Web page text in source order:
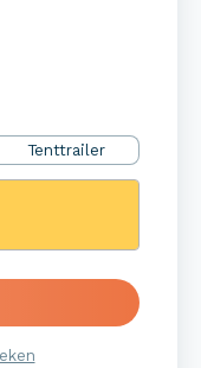
Tenttrailer